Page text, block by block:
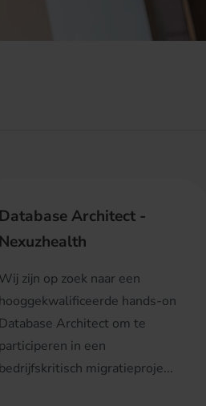
Database Architect -
Nexuzhealth
Wij zijn op zoek naar een
hooggekwalificeerde hands-on
Database Architect om te
participeren in een
bedrijfskritisch migratieproje...